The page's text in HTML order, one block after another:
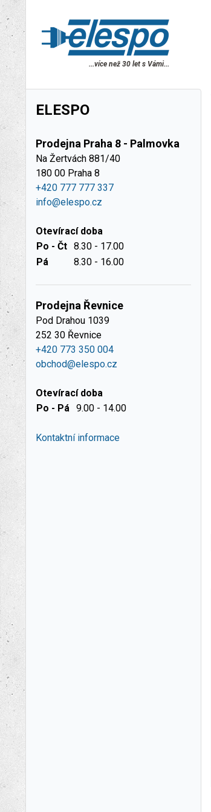
...více než 30 let s Vámi...
ELESPO
Prodejna Praha 8 - Palmovka
Na Žertvách 881/40
180 00 Praha 8
+420 777 777 337
info@elespo.cz
Otevírací doba
Po - Čt 8.30 - 17.00
Pá
8.30 - 16.00
Prodejna Řevnice
Pod Drahou 1039
252 30 Řevnice
+420 773 350 004
obchod@elespo.cz
Otevírací doba
Po - Pá 9.00 - 14.00
Kontaktní informace